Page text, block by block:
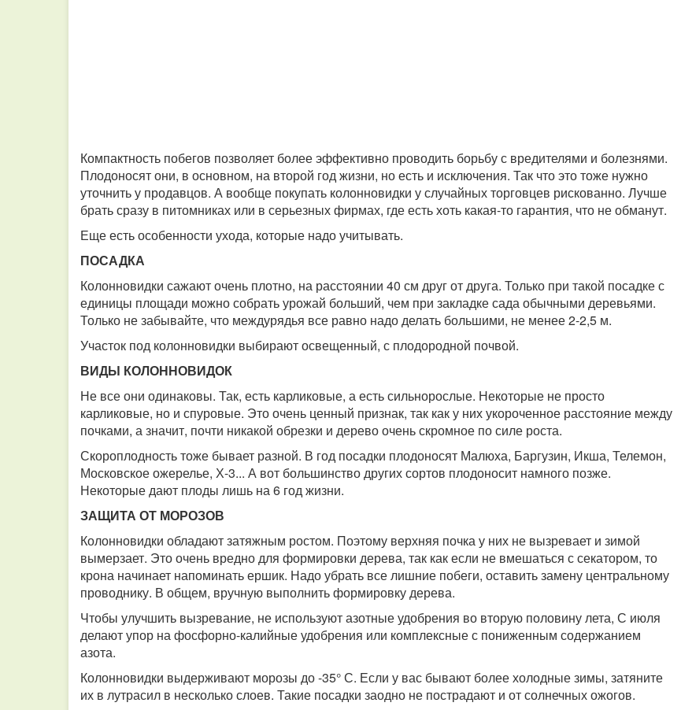
Компактность побегов позволяет более эффективно проводить борьбу с вредителями и болезнями.
Плодоносят они, в основном, на второй год жизни, но есть и исключения. Так что это тоже нужно
уточнить у продавцов. А вообще покупать колонновидки у случайных торговцев рискованно. Лучше
брать сразу в питомниках или в серьезных фирмах, где есть хоть какая-то гарантия, что не обманут.
Еще есть особенности ухода, которые надо учитывать.
ПОСАДКА
Колонновидки сажают очень плотно, на расстоянии 40 см друг от друга. Только при такой посадке с
единицы площади можно собрать урожай больший, чем при закладке сада обычными деревьями.
Только не забывайте, что междурядья все равно надо делать большими, не менее 2-2,5 м.
Участок под колонновидки выбирают освещенный, с плодородной почвой.
ВИДЫ КОЛОННОВИДОК
Не все они одинаковы. Так, есть карликовые, а есть сильнорослые. Некоторые не просто
карликовые, но и спуровые. Это очень ценный признак, так как у них укороченное расстояние между
почками, а значит, почти никакой обрезки и дерево очень скромное по силе роста.
Скороплодность тоже бывает разной. В год посадки плодоносят Малюха, Баргузин, Икша, Телемон,
Московское ожерелье, Х-3... А вот большинство других сортов плодоносит намного позже.
Некоторые дают плоды лишь на 6 год жизни.
ЗАЩИТА ОТ МОРОЗОВ
Колонновидки обладают затяжным ростом. Поэтому верхняя почка у них не вызревает и зимой
вымерзает. Это очень вредно для формировки дерева, так как если не вмешаться с секатором, то
крона начинает напоминать ершик. Надо убрать все лишние побеги, оставить замену центральному
проводнику. В общем, вручную выполнить формировку дерева.
Чтобы улучшить вызревание, не используют азотные удобрения во вторую половину лета, С июля
делают упор на фосфорно-калийные удобрения или комплексные с пониженным содержанием
азота.
Колонновидки выдерживают морозы до -35° С. Если у вас бывают более холодные зимы, затяните
их в лутрасил в несколько слоев. Такие посадки заодно не пострадают и от солнечных ожогов.